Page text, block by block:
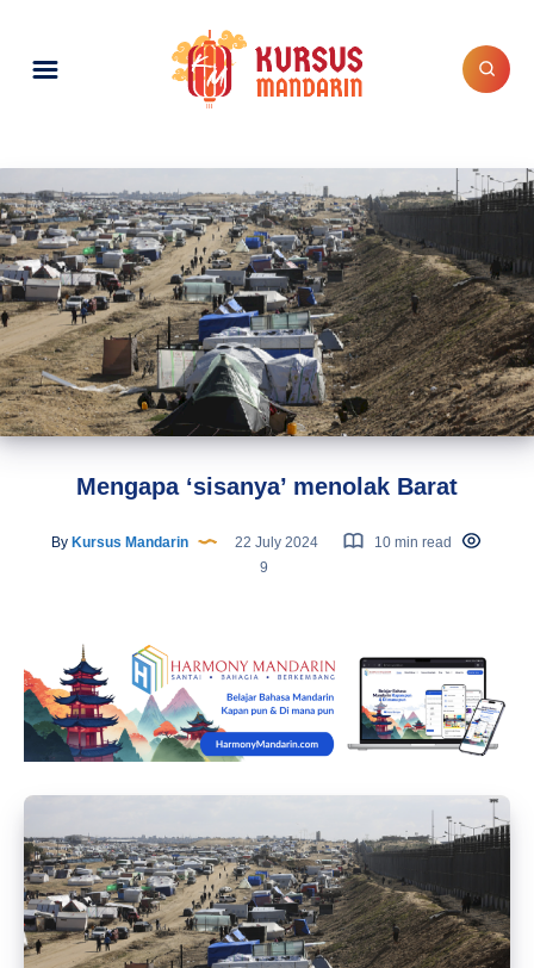
Mengapa ‘sisanya’ menolak Barat
ByKursus Mandarin 22 July 2024
10 min read
9